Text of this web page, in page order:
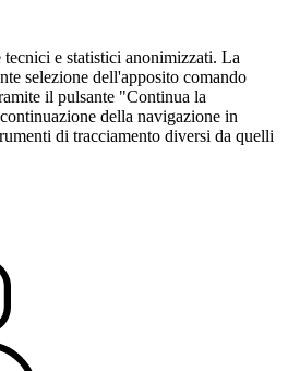
e statistici anonimizzati. La
selezione dell'apposito comando
il pulsante "Continua la
della navigazione in
di tracciamento diversi da quelli